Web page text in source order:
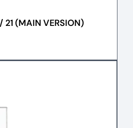
21 (MAIN VERSION)